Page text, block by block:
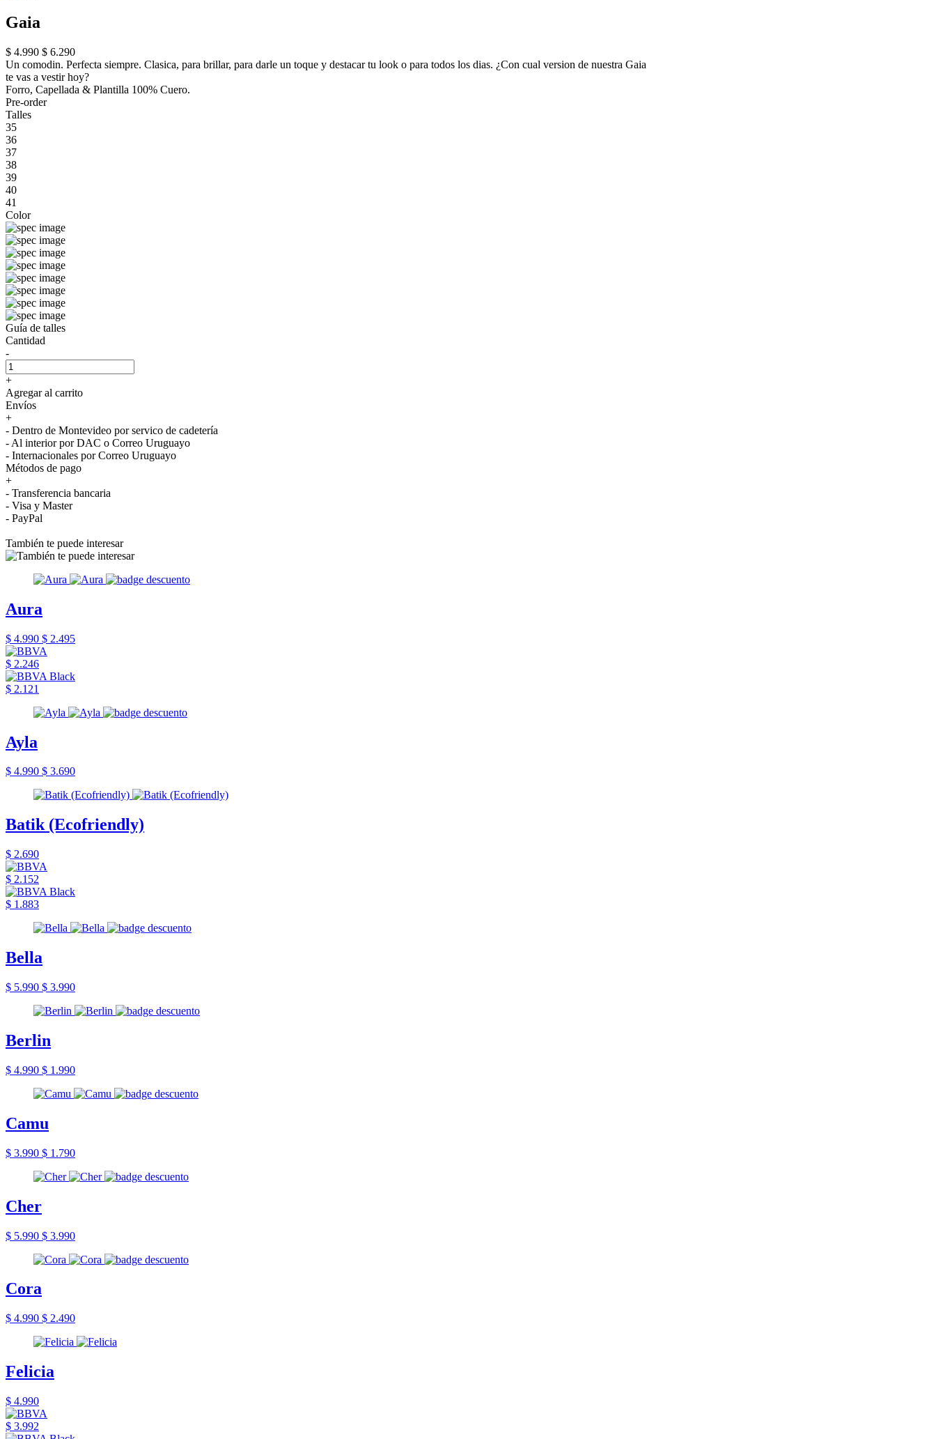
Gaia
$ 4.990 $ 6.290
Un comodin. Perfecta siempre. Clasica, para brillar, para darle un toque y destacar tu look o para todos los dias. ¿Con cual version de nuestra Gaia
te vas a vestir hoy?
Forro, Capellada & Plantilla 100% Cuero.
Pre-order
Talles
35
36
37
38
39
40
41
Color
Guía de talles
Cantidad
-
+
Agregar al carrito
Envíos
+
- Dentro de Montevideo por servico de cadetería
- Al interior por DAC o Correo Uruguayo
- Internacionales por Correo Uruguayo
Métodos de pago
+
- Transferencia bancaria
- Visa y Master
- PayPal
También te puede interesar
Aura
$ 4.990 $ 2.495
$ 2.246
$ 2.121
Ayla
$ 4.990 $ 3.690
Batik (Ecofriendly)
$ 2.690
$ 2.152
$ 1.883
Bella
$ 5.990 $ 3.990
Berlin
$ 4.990 $ 1.990
Camu
$ 3.990 $ 1.790
Cher
$ 5.990 $ 3.990
Cora
$ 4.990 $ 2.490
Felicia
$ 4.990
$ 3.992